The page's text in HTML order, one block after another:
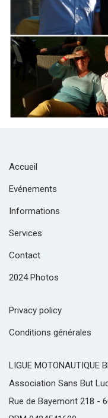
Accueil
Evénements
Informations
Services
Contact
2024 Photos
Privacy policy
Conditions générales
LIGUE MOTONAUTIQUE
Association Sans But
Rue de Bayemont 218 -